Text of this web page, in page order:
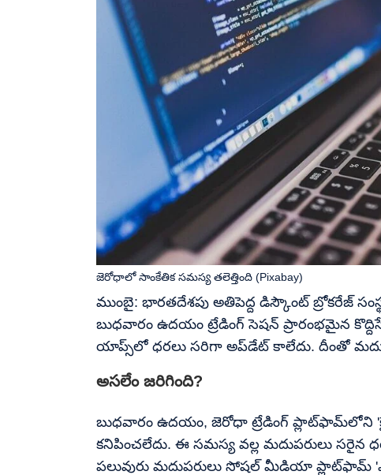
ముంబై: భారతదేశపు అతిపెద్ద డిస్కౌంట్ బ్రోకరేజ్
బుధవారం ఉదయం ట్రేడింగ్ సెషన్ ప్రారంభమైన
యాప్స్‌లో ధరలు సరిగా అప్‌డేట్ కాలేదు. దీంతో
జెరోధాలో సాంకేతిక సమస్య తలెత్తింది (Pixabay)
అసలేం జరిగింది?
బుధవారం ఉదయం, జెరోధా ట్రేడింగ్ ప్లాట్‌ఫామ్‌లోని
కనిపించలేదు. ఈ సమస్య వల్ల మదుపరులు సరైన
పలువురు మదుపరులు సోషల్ మీడియా ప్లాట్‌ఫామ్